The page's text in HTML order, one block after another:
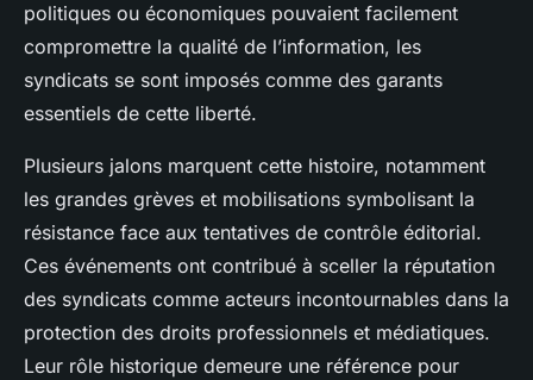
politiques ou économiques pouvaient facilement
compromettre la qualité de l’information, les
syndicats se sont imposés comme des garants
essentiels de cette liberté.
Plusieurs jalons marquent cette histoire, notamment
les grandes grèves et mobilisations symbolisant la
résistance face aux tentatives de contrôle éditorial.
Ces événements ont contribué à sceller la réputation
des syndicats comme acteurs incontournables dans la
protection des droits professionnels et médiatiques.
Leur rôle historique demeure une référence pour